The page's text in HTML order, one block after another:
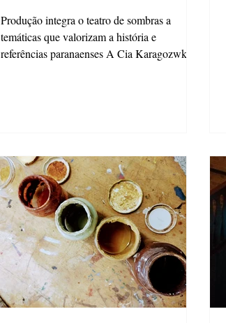
Produção integra o teatro de sombras a
temáticas que valorizam a história e
referências paranaenses A Cia Karagozwk,